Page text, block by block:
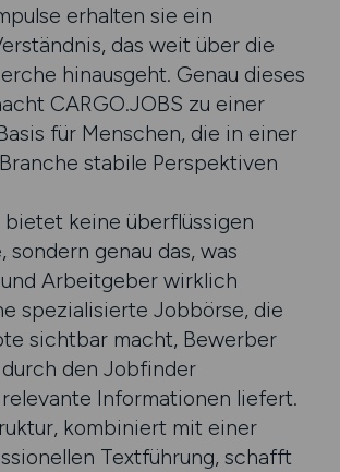
erhalten sie ein
das weit über die
hinausgeht. Genau dieses
CARGO.JOBS zu einer
für Menschen, die in einer
stabile Perspektiven
bietet keine überflüssigen
sondern genau das, was
Arbeitgeber wirklich
spezialisierte Jobbörse, die
sichtbar macht, Bewerber
den Jobfinder
Informationen liefert.
kombiniert mit einer
Textführung, schafft